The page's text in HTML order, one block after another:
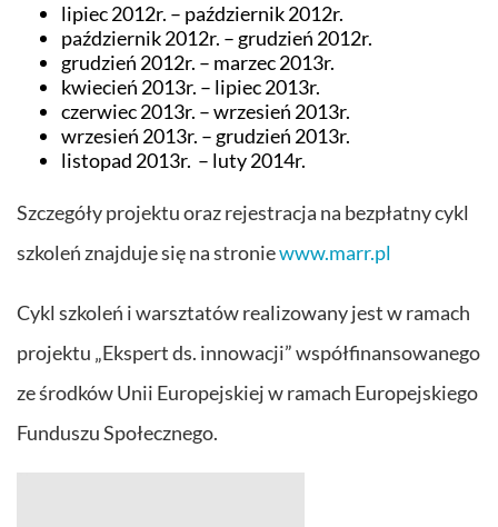
lipiec 2012r. – październik 2012r.
październik 2012r. – grudzień 2012r.
grudzień 2012r. – marzec 2013r.
kwiecień 2013r. – lipiec 2013r.
czerwiec 2013r. – wrzesień 2013r.
wrzesień 2013r. – grudzień 2013r.
listopad 2013r. – luty 2014r.
Szczegóły projektu oraz rejestracja na bezpłatny cykl
szkoleń znajduje się na stroniewww.marr.pl
Cykl szkoleń i warsztatów realizowany jest w ramach
projektu „Ekspert ds. innowacji” współfinansowanego
ze środków Unii Europejskiej w ramach Europejskiego
Funduszu Społecznego.